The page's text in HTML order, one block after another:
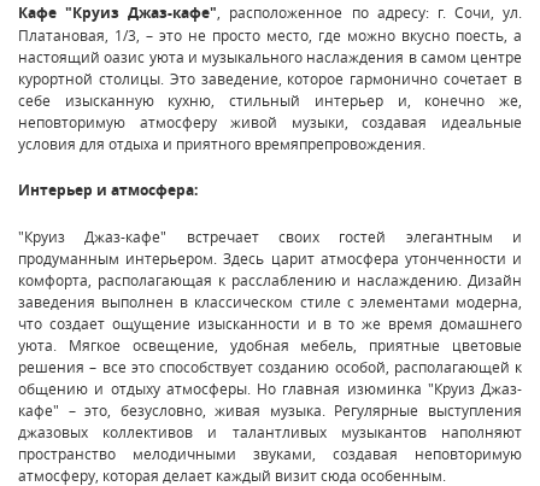
Кафе "Круиз Джаз-кафе" , расположенное по адресу: г. Сочи, ул.
Платановая, 1/3, – это не просто место, где можно вкусно поесть, а
настоящий оазис уюта и музыкального наслаждения в самом центре
курортной столицы. Это заведение, которое гармонично сочетает в
себе изысканную кухню, стильный интерьер и, конечно же,
неповторимую атмосферу живой музыки, создавая идеальные
условия для отдыха и приятного времяпрепровождения.
Интерьер и атмосфера:
"Круиз Джаз-кафе" встречает своих гостей элегантным и
продуманным интерьером. Здесь царит атмосфера утонченности и
комфорта, располагающая к расслаблению и наслаждению. Дизайн
заведения выполнен в классическом стиле с элементами модерна,
что создает ощущение изысканности и в то же время домашнего
уюта. Мягкое освещение, удобная мебель, приятные цветовые
решения – все это способствует созданию особой, располагающей к
общению и отдыху атмосферы. Но главная изюминка "Круиз Джаз-
кафе" – это, безусловно, живая музыка. Регулярные выступления
джазовых коллективов и талантливых музыкантов наполняют
пространство мелодичными звуками, создавая неповторимую
атмосферу, которая делает каждый визит сюда особенным.